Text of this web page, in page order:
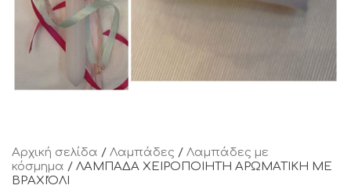
Αρχική σελίδα / Λαμπάδες / Λαμπάδες με
κόσμημα / ΛΑΜΠΑΔΑ ΧΕΙΡΟΠΟΙΗΤΗ ΑΡΩΜΑΤΙΚΗ ΜΕ
ΒΡΑΧΙΌΛΙ